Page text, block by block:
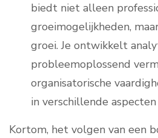
biedt niet alleen
groeimogelijkheden,
groei. Je ontwikkelt
probleemoplossend
organisatorische
in verschillende
Kortom, het volgen van een